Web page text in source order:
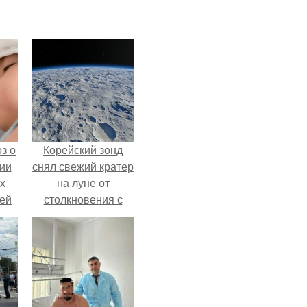
о
Корейский зонд
снял свежий кратер
на луне от
столкновения с
обломком Falcon 9.